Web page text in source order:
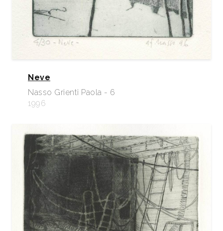
Neve
Nasso Grienti Paola - 6
1996